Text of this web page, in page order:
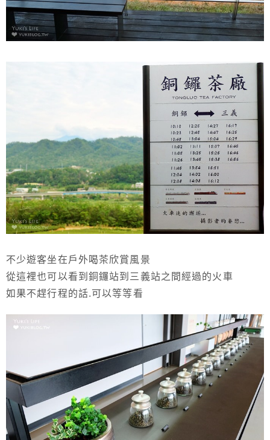
不少遊客坐在戶外喝茶欣賞風景
從這裡也可以看到銅鑼站到三義站之間經過的火車
如果不趕行程的話.可以等等看